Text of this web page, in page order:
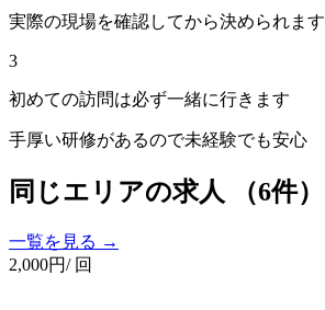
実際の現場を確認してから決められます
3
初めての訪問は必ず一緒に行きます
手厚い研修があるので未経験でも安心
同じエリアの求人 （6件）
一覧を見る →
2,000円/ 回